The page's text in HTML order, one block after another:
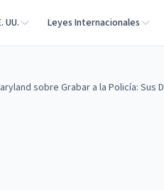
UU. Leyes Internacionales
sobre Grabar a la Policía: Sus